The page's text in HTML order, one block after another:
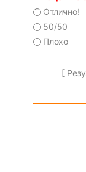
Отлично!
50/50
Плохо
[